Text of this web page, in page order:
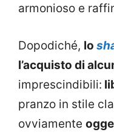
armonioso e
Dopodiché, lo
l’acquisto di
imprescindibili:
pranzo in stile
ovviamente